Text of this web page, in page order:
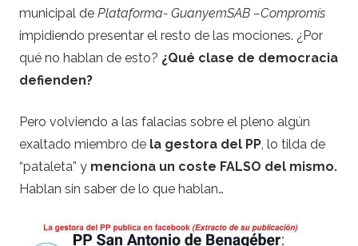
municipal de Plataforma- GuanyemSAB –Compromís
impidiendo presentar el resto de las mociones. ¿Por
qué no hablan de esto? ¿Qué clase de democracia
defienden?
Pero volviendo a las falacias sobre el pleno algún
exaltado miembro de la gestora del PP, lo tilda de
“pataleta” y menciona un coste FALSO del mismo.
Hablan sin saber de lo que hablan…